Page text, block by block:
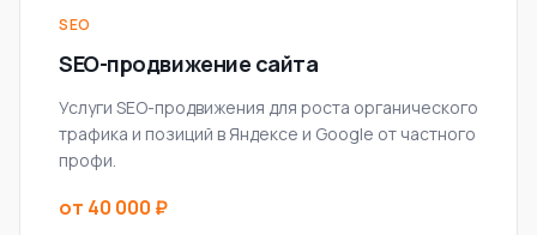
SEO
SEO-продвижение сайта
Услуги SEO-продвижения для роста органического
трафика и позиций в Яндексе и Google от частного
профи.
от 40 000 ₽